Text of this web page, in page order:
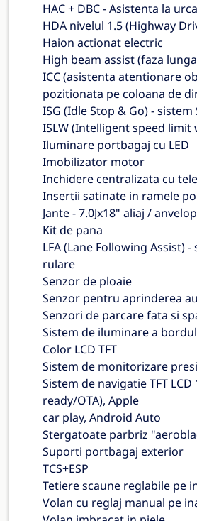
HAC + DBC - Asistenta la
HDA nivelul 1.5 (Highway
Haion actionat electric
High beam assist (faza
ICC (asistenta atentionare
pozitionata pe coloana de
ISG (Idle Stop & Go) -
ISLW (Intelligent speed limit
Iluminare portbagaj cu LED
Imobilizator motor
Inchidere centralizata cu
Insertii satinate in ramele
Jante - 7.0Jx18" aliaj /
Kit de pana
LFA (Lane Following Assist)
rulare
Senzor de ploaie
Senzor pentru aprinderea
Senzori de parcare fata si
Sistem de iluminare a
Color LCD TFT
Sistem de monitorizare
Sistem de navigatie TFT
ready/OTA), Apple
car play, Android Auto
Stergatoate parbriz
Suporti portbagaj exterior
TCS+ESP
Tetiere scaune reglabile pe
Volan cu reglaj manual pe